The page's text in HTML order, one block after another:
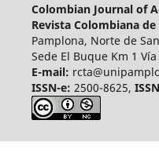
Colombian Journal of
Revista Colombiana de
Pamplona, Norte de
Sede El Buque Km 1
E-mail:
ISSN-e: 2500-8625,